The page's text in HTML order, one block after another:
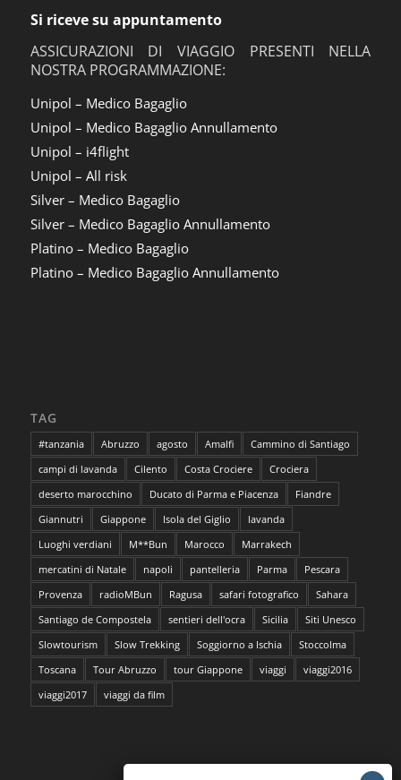
Si riceve su appuntamento
ASSICURAZIONI DI VIAGGIO PRESENTI NELLA
NOSTRA PROGRAMMAZIONE:
Unipol – Medico Bagaglio
Unipol – Medico Bagaglio Annullamento
Unipol – i4flight
Unipol – All risk
Silver – Medico Bagaglio
Silver – Medico Bagaglio Annullamento
Platino – Medico Bagaglio
Platino – Medico Bagaglio Annullamento
TAG
#tanzania Abruzzo agosto Amalfi
Cammino di Santiago
campi di lavanda
Cilento Costa Crociere
Crociera
deserto marocchino
Ducato di Parma e Piacenza
Fiandre
Giannutri
Giappone Isola del Giglio
lavanda
Luoghi verdiani
M**Bun Marocco
Marrakech
mercatini di Natale
napoli pantelleria Parma
Pescara
Provenza
radioMBun Ragusa safari fotografico
Sahara
Santiago de Compostela
sentieri dell'ocra Sicilia
Siti Unesco
Slowtourism
Slow Trekking Soggiorno a Ischia
Stoccolma
Toscana
Tour Abruzzo tour Giappone viaggi
viaggi2016
viaggi2017
viaggi da film